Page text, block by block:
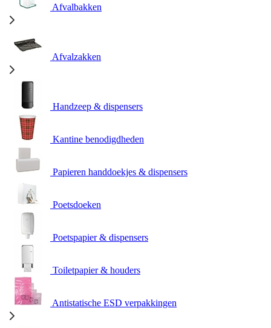
Afvalbakken
Afvalzakken
Handzeep & dispensers
Kantine benodigdheden
Papieren handdoekjes & dispensers
Poetsdoeken
Poetspapier & dispensers
Toiletpapier & houders
Antistatische ESD verpakkingen